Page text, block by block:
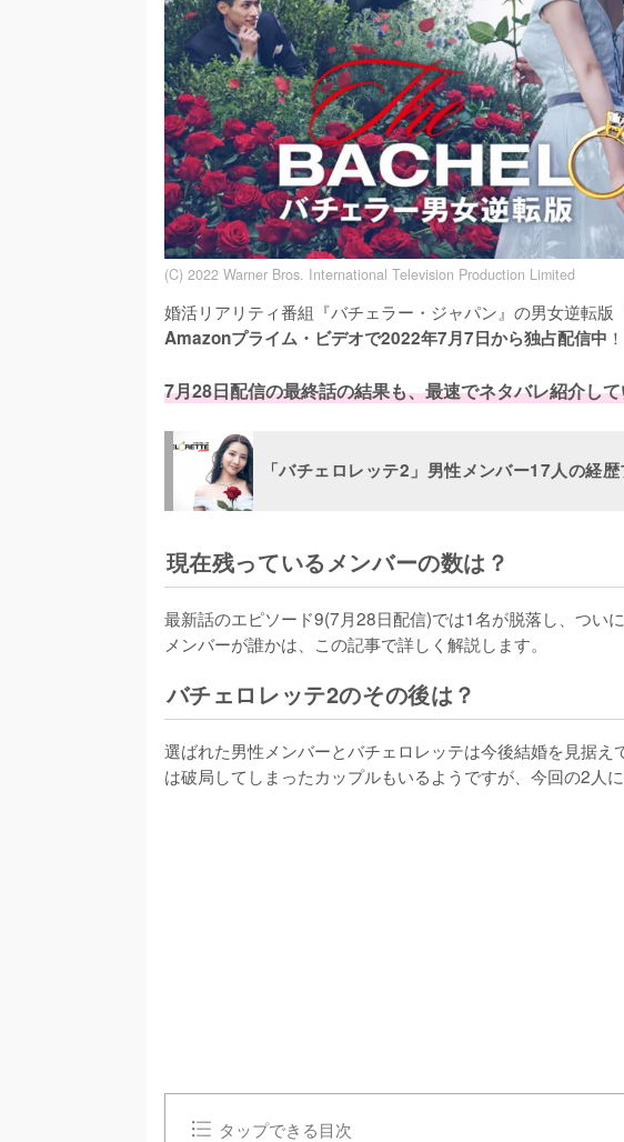
(C) 2022 Warner Bros. International Television Production Limited
婚活リアリティ番組『バチェラー・ジャパン』の男女逆転版
Amazonプライム・ビデオで2022年7月7日から独占配信中 ！
7月28日配信の最終話の結果も、最速でネタバレ紹介し
「バチェロレッテ2」男性メンバー17人の経
現在残っているメンバーの数は？
最新話のエピソード9(7月28日配信)では1名が脱落し、つい
メンバーが誰かは、この記事で詳しく解説します。
バチェロレッテ2のその後は？
選ばれた男性メンバーとバチェロレッテは今後結婚を見据
は破局してしまったカップルもいるようですが、今回の2人
タップできる目次